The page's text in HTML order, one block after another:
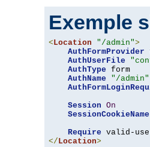
Exemple
<Location "/admin">
AuthFormProvider
AuthUserFile
AuthType form
AuthName
"/admin"
Session On
SessionCookieName
Require
</Location>